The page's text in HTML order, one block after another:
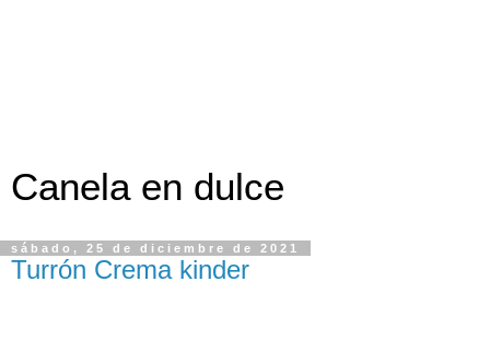
Canela en dulce
sábado, 25 de diciembre de 2021
Turrón Crema kinder